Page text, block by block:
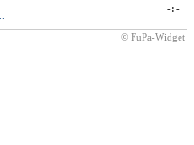
-:-
© FuPa-Widget